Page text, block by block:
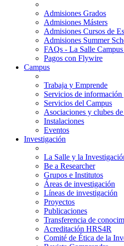
Admisiones Grados
Admisiones Másters
Admisiones Cursos de
Admisiones Summer
FAQs - La Salle
Pagos con Flywire
Campus
Trabaja y Emprende
Servicios de información
Servicios del Campus
Asociaciones y clubes
Instalaciones
Eventos
Investigación
La Salle y la
Be a Researcher
Grupos e Institutos
Áreas de investigación
Líneas de investigación
Proyectos
Publicaciones
Transferencia de
Acreditación HRS4R
Comité de Ética de la